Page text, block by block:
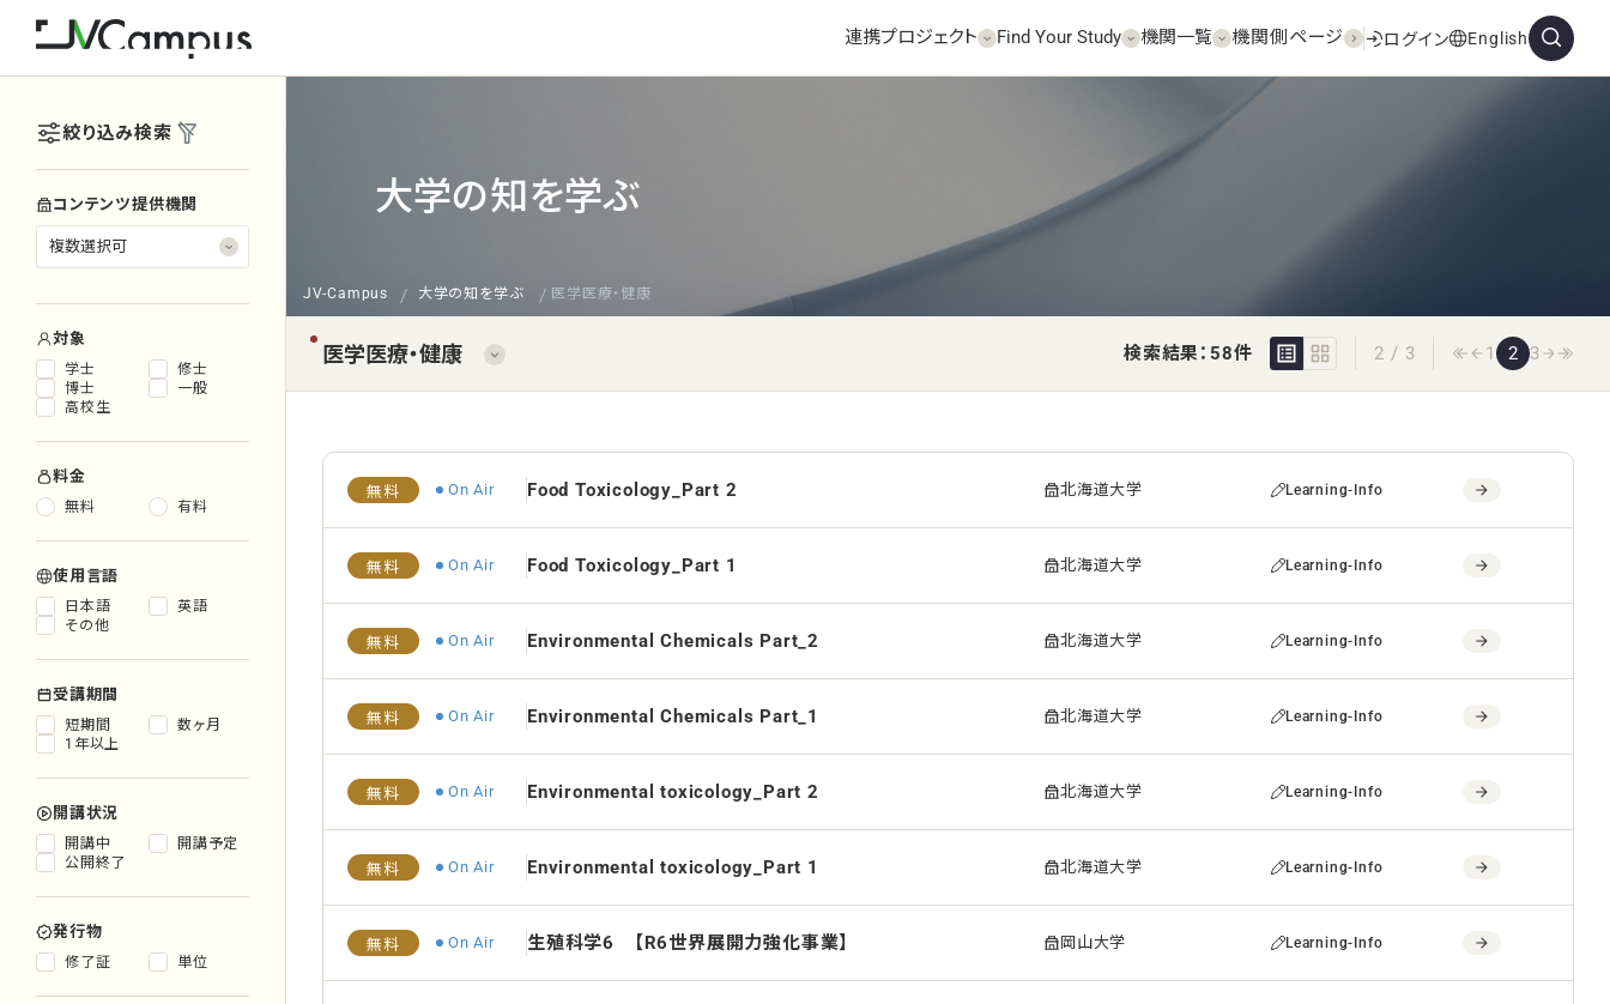
連携プロジェクト Find Your Study 機関一覧 機関側ページ ログイン English
絞り込み検索
コンテンツ提供機関
対象
学士
修士
博士
一般
高校生
料金
無料 有料
使用言語
日本語
英語
その他
受講期間
短期間
数ヶ月
1年以上
開講状況
開講中
開講予定
公開終了
発行物
修了証 単位
大学の知を学ぶ
JV-Campus 大学の知を学ぶ 医学医療・健康
検索結果：58件 2 / 3 1 2 3
無料 On Air Food Toxicology_Part 2 北海道大学 Learning-Info
無料 On Air Food Toxicology_Part 1 北海道大学 Learning-Info
無料 On Air Environmental Chemicals Part_2 北海道大学 Learning-Info
無料 On Air Environmental Chemicals Part_1 北海道大学 Learning-Info
無料 On Air Environmental toxicology_Part 2 北海道大学 Learning-Info
無料 On Air Environmental toxicology_Part 1 北海道大学 Learning-Info
無料 On Air 生殖科学6 【R6世界展開力強化事業】 岡山大学 Learning-Info